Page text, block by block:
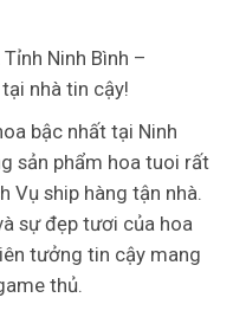
Ninh Bình –
nhà tin cậy!
bậc nhất tại Ninh
sản phẩm hoa tuoi rất
Vụ ship hàng tận nhà.
sự đẹp tươi của hoa
tưởng tin cậy mang
thủ.